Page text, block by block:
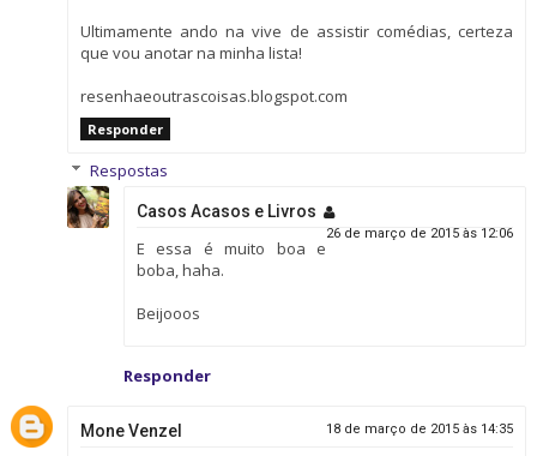
Ultimamente ando na vive de assistir comédias, certeza
que vou anotar na minha lista!
resenhaeoutrascoisas.blogspot.com
Responder
Respostas
Casos Acasos e Livros
26 de março de 2015 às 12:06
E essa é muito boa e
boba, haha.
Beijooos
Responder
Mone Venzel 18 de março de 2015 às 14:35